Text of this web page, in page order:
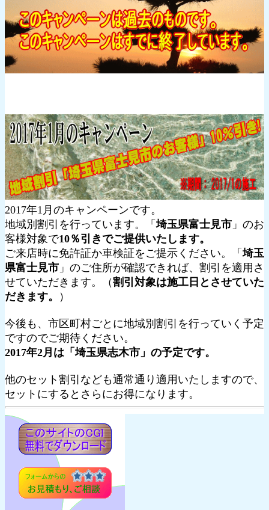
2017年1月のキャンペーンです。
地域別割引を行っています。「埼玉県富士見市 」のお
客様対象で10％引きでご提供いたします。
ご来店時に免許証か車検証をご提示ください。「埼玉
県富士見市 」のご住所が確認できれば、割引を適用さ
せていただきます。（割引対象は施工日とさせていた
だきます。
）
今後も、市区町村ごとに地域別割引を行っていく予定
ですのでご期待ください。
2017年2月は「埼玉県志木市」の予定です。
他のセット割引なども通常通り適用いたしますので、
セットにするとさらにお得になります。